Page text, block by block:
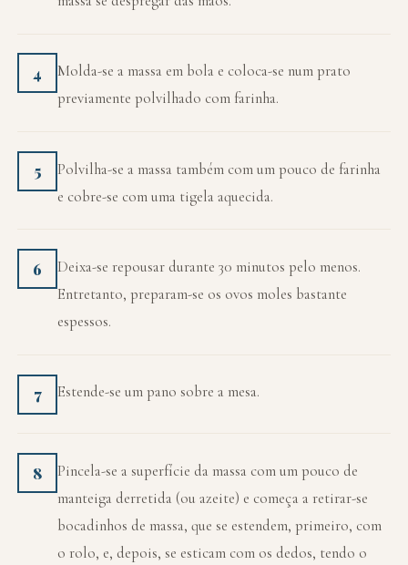
4
Molda-se a massa em bola e coloca-se num prato
previamente polvilhado com farinha.
5
Polvilha-se a massa também com um pouco de farinha
e cobre-se com uma tigela aquecida.
6
Deixa-se repousar durante 30 minutos pelo menos.
Entretanto, preparam-se os ovos moles bastante
espessos.
7 Estende-se um pano sobre a mesa.
8
Pincela-se a superfície da massa com um pouco de
manteiga derretida (ou azeite) e começa a retirar-se
bocadinhos de massa, que se estendem, primeiro, com
o rolo, e, depois, se esticam com os dedos, tendo o